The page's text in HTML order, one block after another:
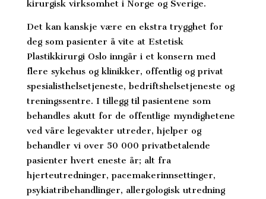
kirurgisk virksomhet i Norge og Sverige.
Det kan kanskje være en ekstra trygghet for
deg som pasienter å vite at Estetisk
Plastikkirurgi Oslo inngår i et konsern med
flere sykehus og klinikker, offentlig og privat
spesialisthelsetjeneste, bedriftshelsetjeneste og
treningssentre. I tillegg til pasientene som
behandles akutt for de offentlige myndighetene
ved våre legevakter utreder, hjelper og
behandler vi over 50 000 privatbetalende
pasienter hvert eneste år; alt fra
hjerteutredninger, pacemakerinnsettinger,
psykiatribehandlinger, allergologisk utredning